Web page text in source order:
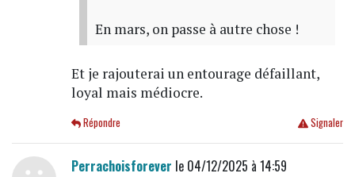
En mars, on passe à autre chose !
Et je rajouterai un entourage défaillant,
loyal mais médiocre.
Signaler
Répondre
Perrachoisforever le 04/12/2025 à 14:59